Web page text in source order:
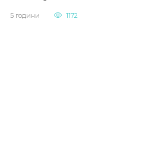
5 години 1172